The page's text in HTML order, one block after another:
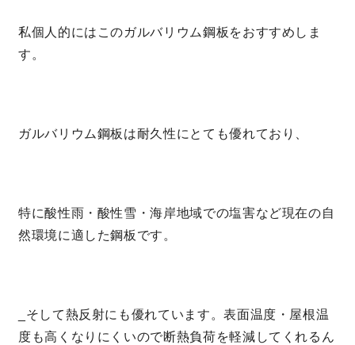
私個人的にはこのガルバリウム鋼板をおすすめしま
す。
ガルバリウム鋼板は耐久性にとても優れており、
特に酸性雨・酸性雪・海岸地域での塩害など現在の自
然環境に適した鋼板です。
_そして熱反射にも優れています。表面温度・屋根温
度も高くなりにくいので断熱負荷を軽減してくれるん